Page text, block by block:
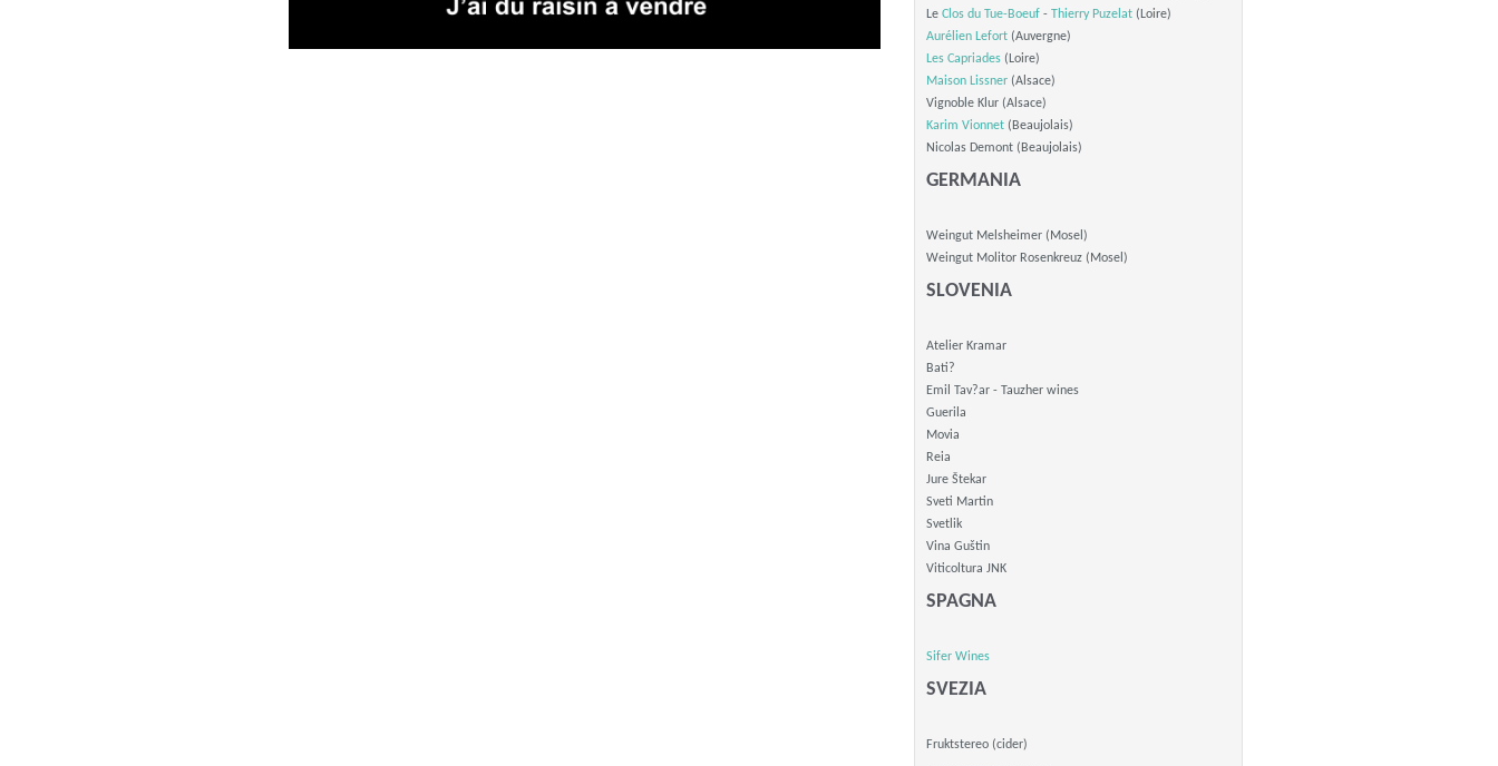
Le Clos du Tue-Boeuf- Thierry Puzelat(Loire)
Aurélien Lefort(Auvergne)
Les Capriades(Loire)
Maison Lissner(Alsace)
Vignoble Klur (Alsace)
Karim Vionnet(Beaujolais)
Nicolas Demont (Beaujolais)
GERMANIA
Weingut Melsheimer (Mosel)
Weingut Molitor Rosenkreuz (Mosel)
SLOVENIA
Atelier Kramar
Bati?
Emil Tav?ar - Tauzher wines
Guerila
Movia
Reia
Jure Štekar
Sveti Martin
Svetlik
Vina Guštin
Viticoltura JNK
SPAGNA
Sifer Wines
SVEZIA
Fruktstereo (cider)